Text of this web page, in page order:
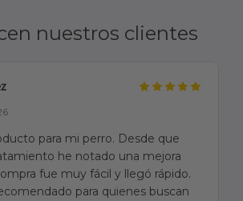
nuestros clientes
para mi perro. Desde que
he notado una mejora
fue muy fácil y llegó rápido.
para quienes buscan